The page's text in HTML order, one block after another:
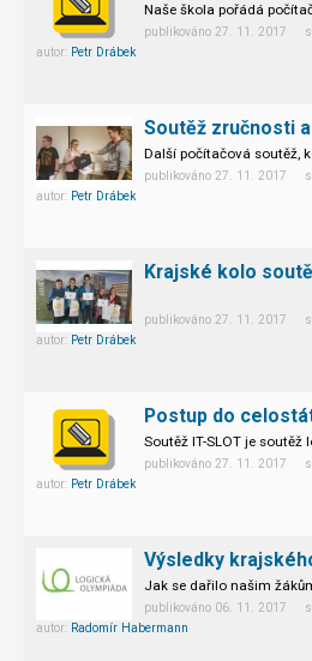
Naše škola pořádá
publikováno 27. 11. 2017
autor: Petr Drábek
Další počítačová soutěž,
publikováno 27. 11. 2017
autor: Petr Drábek
publikováno 27. 11. 2017
autor: Petr Drábek
Soutěž IT-SLOT je soutěž
publikováno 27. 11. 2017
autor: Petr Drábek
Jak se dařilo našim
publikováno 06. 11. 2017
autor: Radomír Habermann